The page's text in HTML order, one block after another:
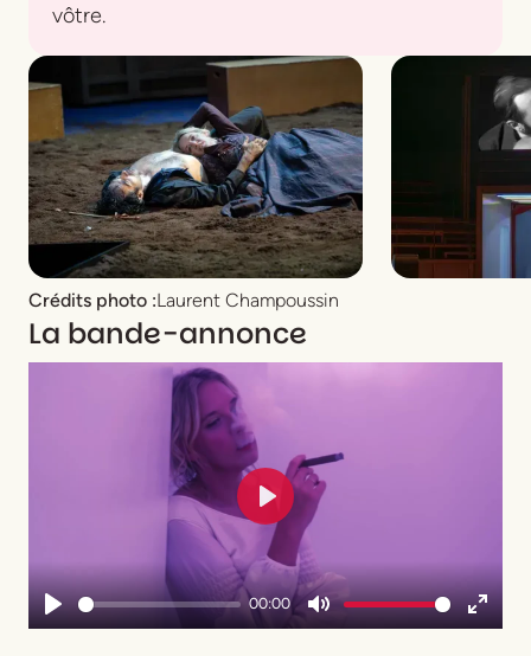
vôtre.
Crédits photo :Laurent Champoussin
La bande-annonce
Play
00:00
Mute
Enter
Play